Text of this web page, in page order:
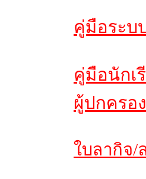
คู่มือระบ
คู่มือนักเ
ผู้ปกครอ
ใบลากิจ/